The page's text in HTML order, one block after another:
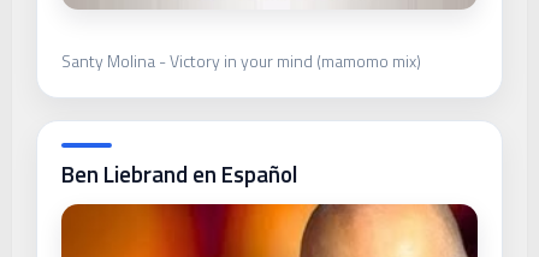
Santy Molina - Victory in your mind (mamomo mix)
Ben Liebrand en Español